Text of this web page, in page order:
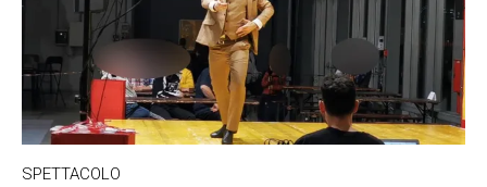
SPETTACOLO